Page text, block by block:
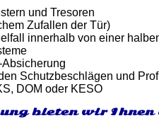
und Tresoren
Zufallen der Tür)
innerhalb von einer
Schutzbeschlägen und
DOM oder KESO
bieten wir Ihnen